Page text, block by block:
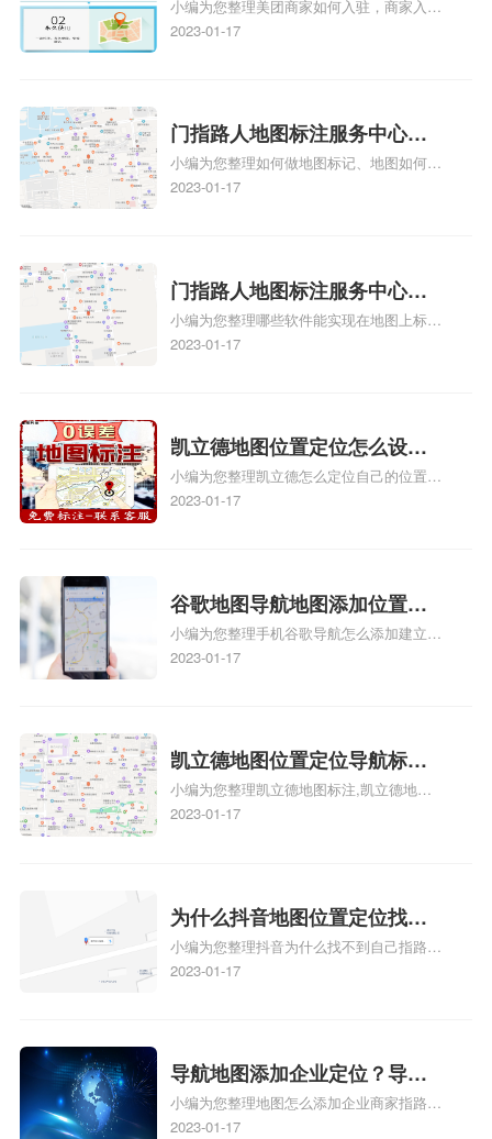
地图标记？指路人地图标注服
务中心铺如何入驻花小猪打车
小编为您整理美团商家如何入驻，商家入驻
教程、商家如何入驻地图、如何入驻地:、
2023-01-17
门指路人地图标注服务中心如
何做花小猪打车地图位置标
记？门指路人地图标注服务中
小编为您整理如何做地图标记、地图如何做
标记、so搜街景中如何做标记、360e启花贷
关地图标注知识，详情可查看下方正文！
2023-01-17
门指路人地图标注服务中心地
图位置地址标记？门指路人地
图标注服务中心苹果地图位置
小编为您整理哪些软件能实现在地图上标记
门指路人地图标注服务中心位置、门指路人
门指路人地图标注服务中心地址标注上地图
怎么弄相关地图标注知识，详情可查看下方
正文！
2023-01-17
凯立德地图位置定位怎么设置
自己的指路人地图标注服务中
心名？凯立德地图位置定位怎
小编为您整理凯立德怎么定位自己的位置
啊、手机凯立德地图定位怎么设置往上走、
地图标注服务中心铺招牌相关地图标注知
识，详情可查看下方正文！
2023-01-17
谷歌地图导航地图添加位置？
添加谷歌地图导航位置？
小编为您整理手机谷歌导航怎么添加建立多
人位置、如何在地图，谷歌地图添加公司位
2023-01-17
凯立德地图位置定位导航标
注？凯立德地图位置定位,导航,
标注？
小编为您整理凯立德地图标注,凯立德地图
标注怎么做啊、凯立德地图标注,凯立德地
相关地图标注知识，详情可查看下方正文！
2023-01-17
为什么抖音地图位置定位找不
到了？抖音为什么找不到当前
定位了？
小编为您整理抖音为什么找不到自己指路人
地图标注服务中心铺的位置、地图位置更新
服务中心位置、抖音突然不显示定位了相关
地图标注知识，详情可查看下方正文！
2023-01-17
导航地图添加企业定位？导航
定位企业？
小编为您整理地图怎么添加企业商家指路人
地图标注服务中心铺名称、地图怎么添加企
2023-01-17